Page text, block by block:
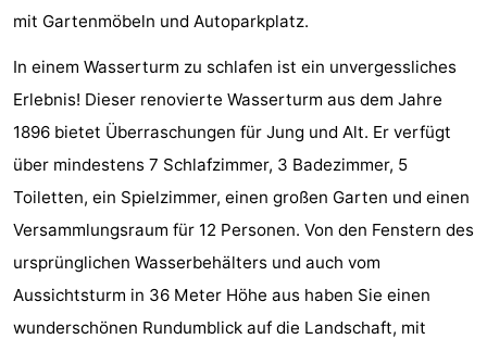
Vlissingen
Zeeland
Vebenabos
Westduin
Hotels
Zimmer
(mit
Frühstück)
Lastminutes
Strand
Sehen
&
-
mit Gartenmöbeln und Autoparkplatz.
In einem Wasserturm zu schlafen ist ein unvergessliches
Erlebnis! Dieser renovierte Wasserturm aus dem Jahre
1896 bietet Überraschungen für Jung und Alt. Er verfügt
über mindestens 7 Schlafzimmer, 3 Badezimmer, 5
Toiletten, ein Spielzimmer, einen großen Garten und einen
Versammlungsraum für 12 Personen. Von den Fenstern des
ursprünglichen Wasserbehälters und auch vom
Aussichtsturm in 36 Meter Höhe aus haben Sie einen
wunderschönen Rundumblick auf die Landschaft, mit